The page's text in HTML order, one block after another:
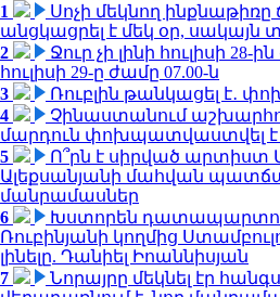
1
Սոչի մեկնող
անցկացրել է մեկ օր, սակայն
2
Ջուր չի լինի հուլիսի 28-
հուլիսի 29-ը ժամը 07.00-ն
3
Ռուբլին թանկացել է․
4
Չինաստանում
մարդուն փոխպատվաստվել է
5
Ո՞րն է սիրված արտիստ
Ալեքսանյանի մահվան
մանրամասներ
6
Խստորեն
Ռուբինյանի կողմից
լինելը. Դանիել Իոաննիսյան
7
Նորայրը մեկնել էր